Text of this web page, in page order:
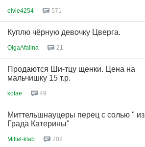
elvie4254 571
Куплю чёрную девочку Цверга.
OlgaAfalina 21
Продаются Ши-тцу щенки. Цена на
мальчишку 15 т.р.
kotae 49
Миттельшнауцеры перец с солью " из
Града Катерины"
Mittel-klab 702